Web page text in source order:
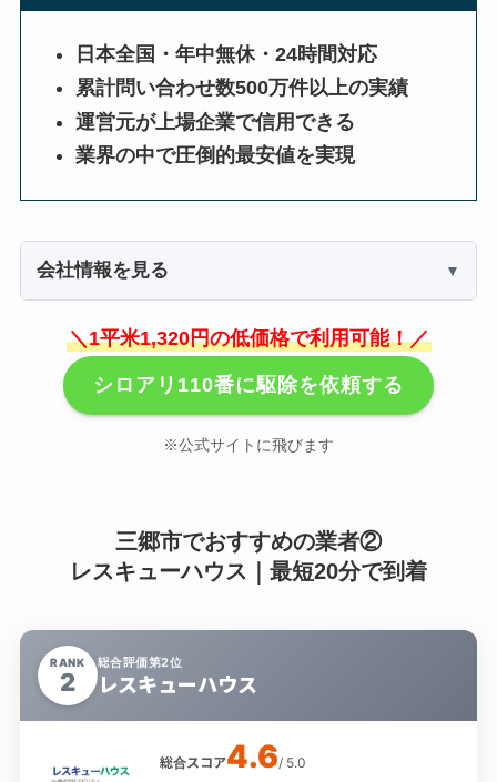
日本全国・年中無休・24時間対応
累計問い合わせ数500万件以上の実績
運営元が上場企業で信用できる
業界の中で圧倒的最安値を実現
会社情報を見る
＼1平米1,320円の低価格で利用可能！／
シロアリ110番に駆除を依頼する
※公式サイトに飛びます
三郷市でおすすめの業者②
レスキューハウス｜最短20分で到着
RANK
2
総合評価第2位
レスキューハウス
総合スコア4.6/ 5.0